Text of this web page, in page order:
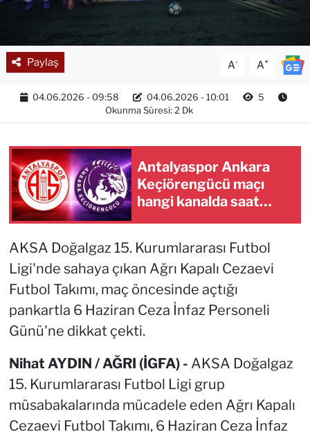
Paylaş A- A+
04.06.2026 - 09:58 04.06.2026 - 10:01
5
Okunma Süresi: 2 Dk
Antalyaspor Ankara
Keçiörengücü maçı
hangi kanalda saat
AKSA Doğalgaz 15. Kurumlararası Futbol
Ligi'nde sahaya çıkan Ağrı Kapalı Cezaevi
Futbol Takımı, maç öncesinde açtığı
pankartla 6 Haziran Ceza İnfaz Personeli
Günü'ne dikkat çekti.
Nihat AYDIN / AĞRI (İGFA) - AKSA Doğalgaz
15. Kurumlararası Futbol Ligi grup
müsabakalarında mücadele eden Ağrı Kapalı
Cezaevi Futbol Takımı, 6 Haziran Ceza İnfaz